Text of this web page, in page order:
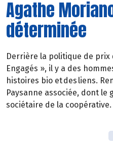
Agathe
déterminée
Derrière la politique de prix
Engagés », il y a des
histoires bio et des liens.
Paysanne associée, dont le
sociétaire de la coopérative.